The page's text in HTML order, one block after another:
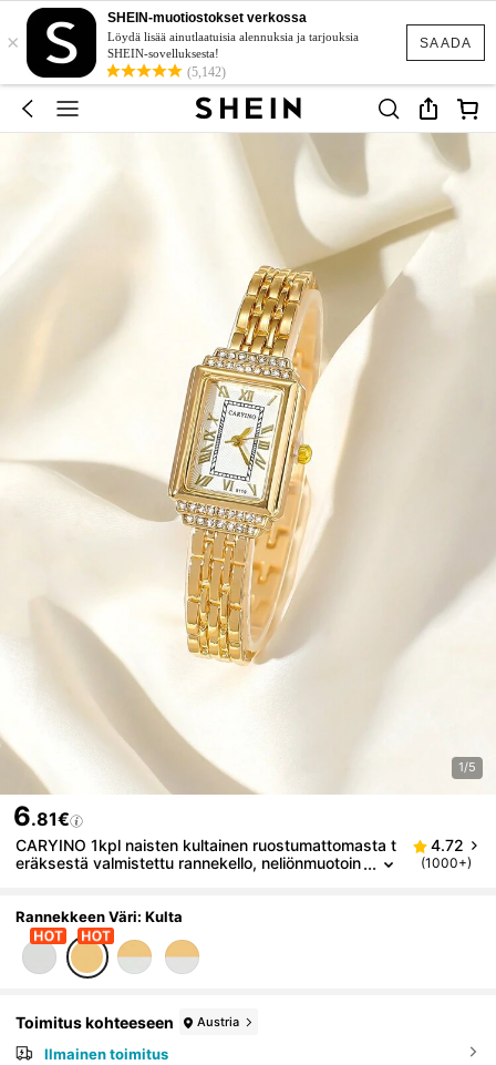
SAADA
×
SHEIN-muotiostokset verkossa
Löydä lisää ainutlaatuisia alennuksia ja tarjouksia
SHEIN-sovelluksesta!
(5,142)
1/5
6.81€
CARYINO 1kpl naisten kultainen ruostumattomasta t
eräksestä valmistettu rannekello, neliönmuotoin
vartsikello, joka sopii jokapäiväiseen elämään
4.72
(1000+)
Rannekkeen Väri: Kulta
Toimitus kohteeseen Austria
Ilmainen toimitus